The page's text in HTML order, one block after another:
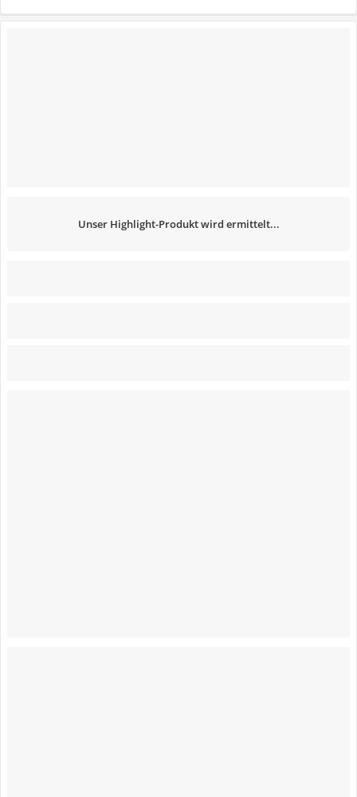
Unser Highlight-Produkt wird ermittelt...